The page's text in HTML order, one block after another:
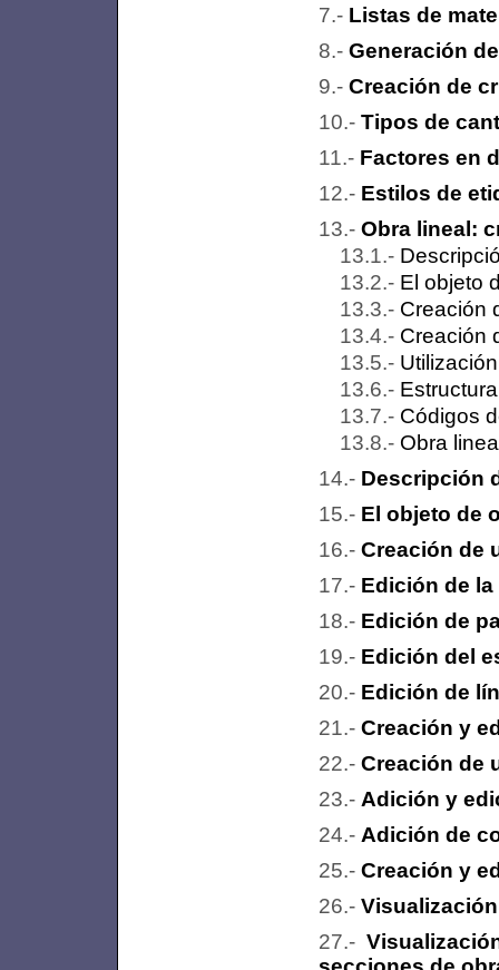
Listas de
Generación
Creación de
Tipos de
Factores en
Estilos de
Obra lineal:
El objeto
Creación
Creación
Códigos
Obra
Descripción
El objeto de
Creación de
Edición de
Edición de
Edición del
Edición de
Creación y
Creación de
Adición y
Adición de
Creación y